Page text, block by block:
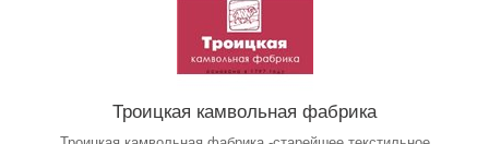
Троицкая камвольная фабрика